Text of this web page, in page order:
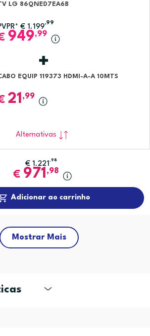
LG 86QNED7EA6B
€ 1.199
,99
949,99
EQUIP 119373 HDMI-A-A 10MTS
21 ,99
Alternativas
€ 1.221 ,98
€ 971 ,98
Adicionar ao carrinho
Mostrar Mais